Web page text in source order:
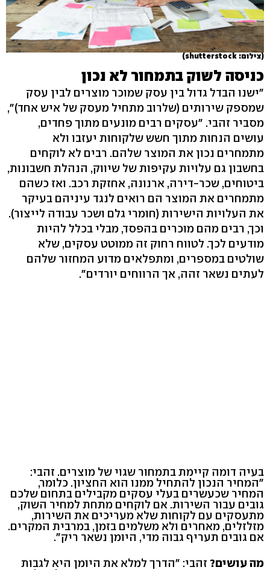
(צילום: shutterstock)
כניסה לשוק בתמחור לא נכון
"ישנו הבדל גדול בין עסק שמוכר מוצרים לבין עסק
שמספק שירותים (שלרוב מתחיל מעסק של איש אחד)",
מסביר זהבי. "עסקים רבים מונעים מתוך פחדים,
עושים הנחות מתוך חשש שלקוחות יעזבו ולא
מתמחרים נכון את המוצר שלהם. רבים לא לוקחים
בחשבון גם עלויות עקיפות של שיווק, הנהלת חשבונות,
ביטוחים, שכר-דירה, ארנונה, אחזקת רכב. ואז כשהם
מתמחרים את המוצר הם רואים לנגד עיניהם בעיקר
את העלויות הישירות (חומרי גלם ושכר עבודה לייצור).
וכך, רבים מהם מוכרים בהפסד, מבלי בכלל להיות
מודעים לכך. לטווח רחוק זה ממוטט עסקים, שלא
שולטים במספרים, ומתפלאים מדוע המחזור שלהם
לעתים נשאר זהה, אך הרווחים יורדים".
בעיה דומה קיימת בתמחור שגוי של מוצרים. זהבי:
"המחיר הנכון להתחיל ממנו הוא החציון. כלומר,
המחיר שכעשרים בעלי עסקים מקבילים בתחום שלכם
גובים עבור השירות. אם לוקחים מתחת למחיר השוק,
מתעסקים עם לקוחות שלא מעריכים את השירות,
מזלזלים, מאחרים ולא משלמים בזמן, במרבית המקרים.
אם גובים תעריף גבוה מדי, היומן נשאר ריק".
מה עושים? זהבי: "הדרך למלא את היומן היא לגבות